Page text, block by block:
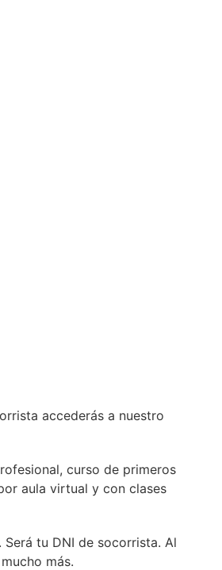
accederás a nuestro
curso de primeros
aula virtual y con clases
tu DNI de socorrista. Al
más.